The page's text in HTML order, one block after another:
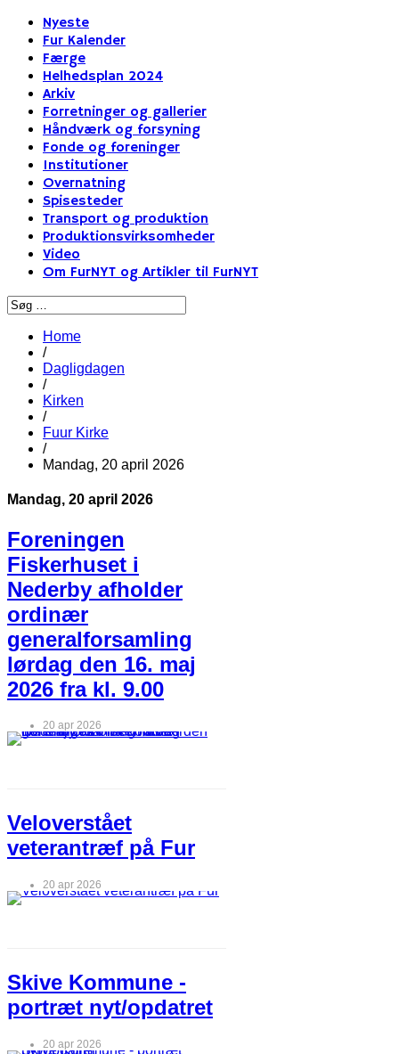
Nyeste
Fur Kalender
Færge
Helhedsplan 2024
Arkiv
Forretninger og gallerier
Håndværk og forsyning
Fonde og foreninger
Institutioner
Overnatning
Spisesteder
Transport og produktion
Produktionsvirksomheder
Video
Om FurNYT og Artikler til FurNYT
Home
/
Dagligdagen
/
Kirken
/
Fuur Kirke
/
Mandag, 20 april 2026
Mandag, 20 april 2026
Foreningen
Fiskerhuset i
Nederby afholder
ordinær
generalforsamling
lørdag den 16. maj
2026 fra kl. 9.00
20 apr 2026
Veloverstået
veterantræf på Fur
20 apr 2026
Skive Kommune -
portræt nyt/opdatret
20 apr 2026